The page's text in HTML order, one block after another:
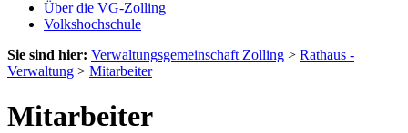
Über die VG-Zolling
Volkshochschule
Sie sind hier: Verwaltungsgemeinschaft Zolling > Rathaus -
Verwaltung > Mitarbeiter
Mitarbeiter